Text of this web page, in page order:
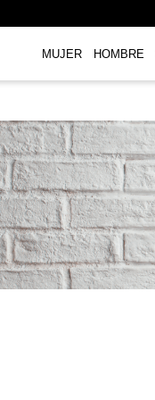
MUJER HOMBRE
plancha
gloss
secador
cepillo secador
rizadoras
combo remington